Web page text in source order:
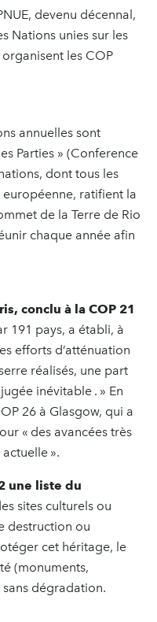
devenu décennal,
Nations unies sur les
les COP
annuelles sont
Parties » (Conference
dont tous les
ratifient la
de la Terre de Rio
chaque année afin
conclu à la COP 21
191 pays, a établi, à
efforts d’atténuation
réalisés, une part
inévitable . » En
26 à Glasgow, qui a
« des avancées très
».
une liste du
sites culturels ou
destruction ou
cet héritage, le
(monuments,
dégradation.